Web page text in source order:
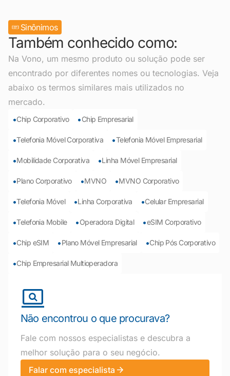
Sinônimos
Também conhecido como:
Na Vono, um mesmo produto ou solução pode ser
encontrado por diferentes nomes ou tecnologias. Veja
abaixo os termos similares mais utilizados no
mercado.
•Chip Corporativo •Chip Empresarial
•Telefonia Móvel Corporativa •Telefonia Móvel Empresarial
•Mobilidade Corporativa •Linha Móvel Empresarial
•Plano Corporativo •MVNO •MVNO Corporativo
•Telefonia Móvel •Linha Corporativa •Celular Empresarial
•Telefonia Mobile •Operadora Digital •eSIM Corporativo
•Chip eSIM •Plano Móvel Empresarial •Chip Pós Corporativo
•Chip Empresarial Multioperadora
Não encontrou o que procurava?
Fale com nossos especialistas e descubra a
melhor solução para o seu negócio.
Falar com especialista